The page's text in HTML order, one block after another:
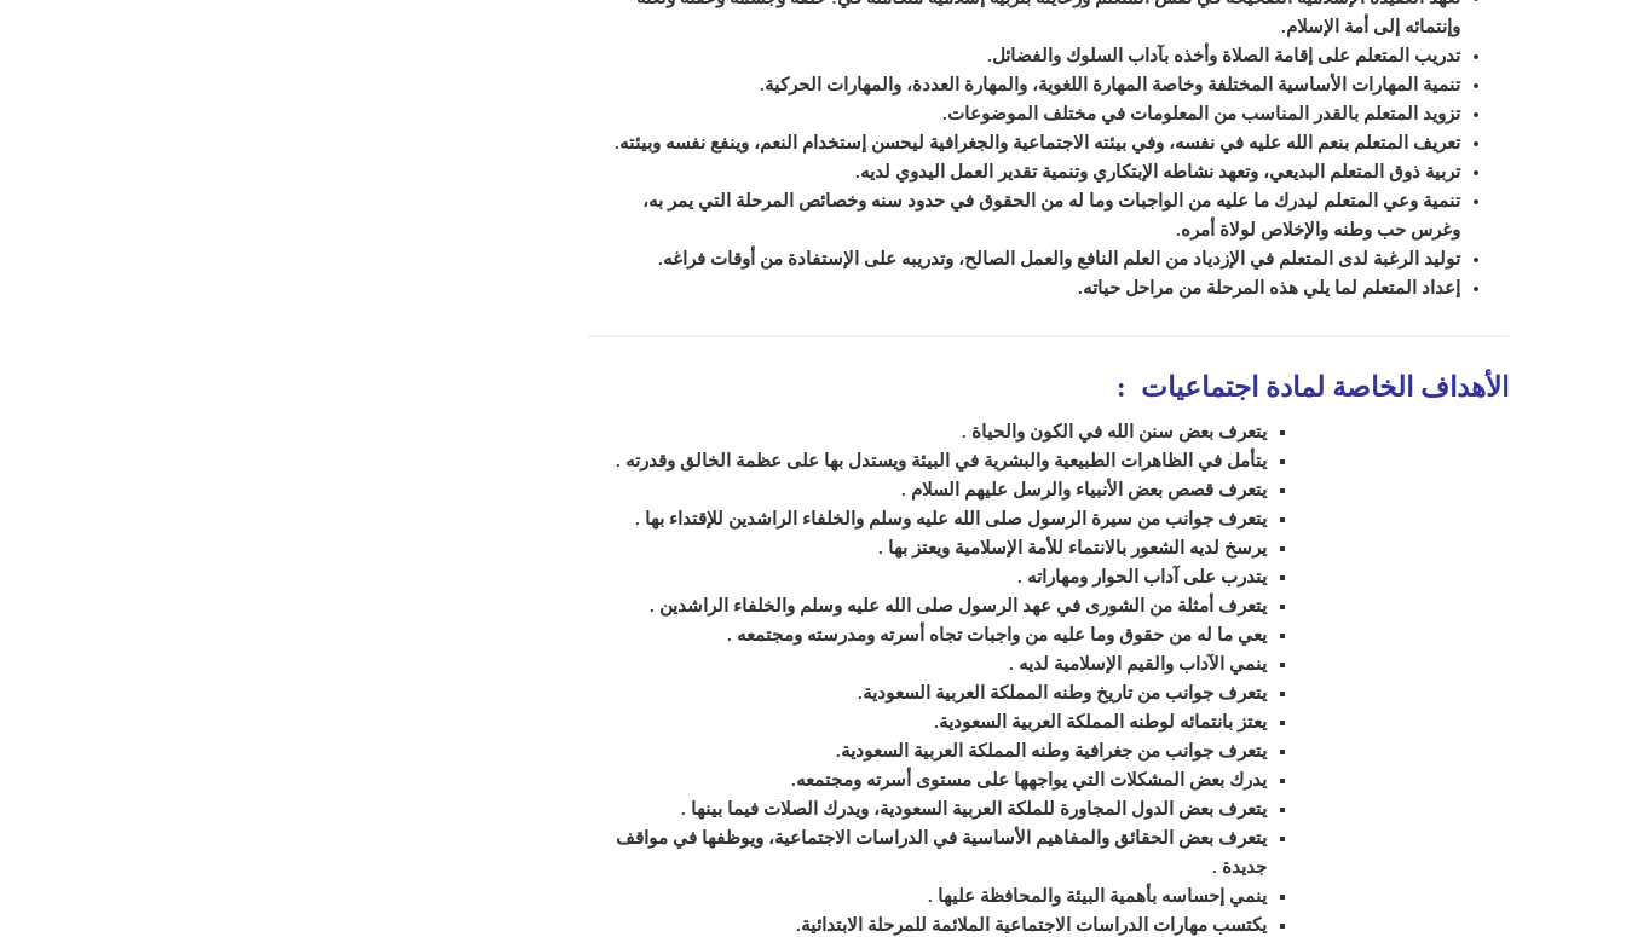
وإنتمائه إلى أمة الإسلام.
تدريب المتعلم على إقامة الصلاة وأخذه بآداب السلوك والفضائل.
تنمية المهارات الأساسية المختلفة وخاصة المهارة اللغوية، والمهارة العددة، والمهارات الحركية.
تزويد المتعلم بالقدر المناسب من المعلومات في مختلف الموضوعات.
تعريف المتعلم بنعم الله عليه في نفسه، وفي بيئته الاجتماعية والجغرافية ليحسن إستخدام النعم، وينفع نفسه وبيئته.
تربية ذوق المتعلم البديعي، وتعهد نشاطه الإبتكاري وتنمية تقدير العمل اليدوي لديه.
تنمية وعي المتعلم ليدرك ما عليه من الواجبات وما له من الحقوق في حدود سنه وخصائص المرحلة التي يمر به،
وغرس حب وطنه والإخلاص لولاة أمره.
توليد الرغبة لدى المتعلم في الإزدياد من العلم النافع والعمل الصالح، وتدريبه على الإستفادة من أوقات فراغه.
إعداد المتعلم لما يلي هذه المرحلة من مراحل حياته.
الأهداف الخاصة لمادة اجتماعيات :
يتعرف بعض سنن الله في الكون والحياة .
يتأمل في الظاهرات الطبيعية والبشرية في البيئة ويستدل بها على عظمة الخالق وقدرته .
يتعرف قصص بعض الأنبياء والرسل عليهم السلام .
يتعرف جوانب من سيرة الرسول صلى الله عليه وسلم والخلفاء الراشدين للإقتداء بها .
يرسخ لديه الشعور بالانتماء للأمة الإسلامية ويعتز بها .
يتدرب على آداب الحوار ومهاراته .
يتعرف أمثلة من الشورى في عهد الرسول صلى الله عليه وسلم والخلفاء الراشدين .
يعي ما له من حقوق وما عليه من واجبات تجاه أسرته ومدرسته ومجتمعه .
ينمي الآداب والقيم الإسلامية لديه .
يتعرف جوانب من تاريخ وطنه المملكة العربية السعودية.
يعتز بانتمائه لوطنه المملكة العربية السعودية.
يتعرف جوانب من جغرافية وطنه المملكة العربية السعودية.
يدرك بعض المشكلات التي يواجهها على مستوى أسرته ومجتمعه.
يتعرف بعض الدول المجاورة للملكة العربية السعودية، ويدرك الصلات فيما بينها .
يتعرف بعض الحقائق والمفاهيم الأساسية في الدراسات الاجتماعية، ويوظفها في مواقف
جديدة .
ينمي إحساسه بأهمية البيئة والمحافظة عليها .
يكتسب مهارات الدراسات الاجتماعية الملائمة للمرحلة الابتدائية.